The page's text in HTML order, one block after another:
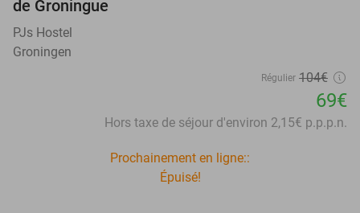
de Groningue
PJs Hostel
Groningen
Régulier 104€
69€
Hors taxe de séjour d'environ 2,15€ p.p.p.n.
Prochainement en ligne::
Épuisé!